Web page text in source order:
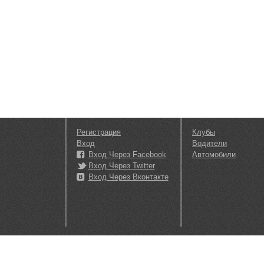
Регистрация
Вход
Вход Через Facebook
Вход Через Twitter
Вход Через Вконтакте
Клубы
Водители
Автомобили